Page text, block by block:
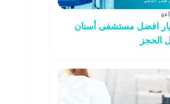
افضل مستشفى أسنان
الحجز